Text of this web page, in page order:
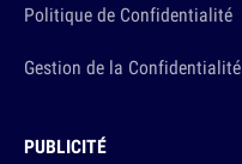
Politique de Confidentialité
Gestion de la Confidentialité
PUBLICITÉ